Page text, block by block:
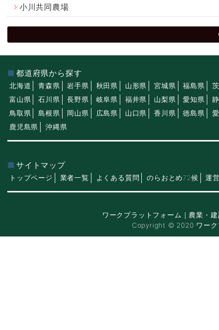
小川共同農場
都道府県から探す
北海道 青森県 岩手県 秋田県 山形県 宮城県 福島県
富山県
石川県 長野県 岐阜県 福井県 山梨県 愛知県
鳥取県
島根県 岡山県 広島県 山口県 香川県 徳島県
鹿児島県
沖縄県
サイトマップ
トップページ 業者一覧 よくある質問 のらおとめ72候 運
ワークプラットフォーム｜農業・
Copyright © 2020 ワーク